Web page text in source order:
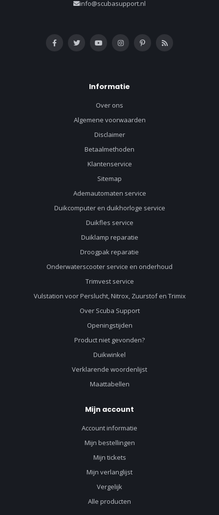
info@scubasupport.nl
Informatie
Over ons
Algemene voorwaarden
Disclaimer
Betaalmethoden
Klantenservice
Sitemap
Ademautomaten service
Duikcomputer en duikhorloge service
Duikfles service
Duiklamp reparatie
Droogpak reparatie
Onderwaterscooter service en onderhoud
Trimvest service
Vulstation voor Perslucht, Nitrox, Zuurstof en Trimix
Over Scuba Support
Openingstijden
Product niet gevonden?
Duikwinkel
Verklarende woordenlijst
Maattabellen
Mijn account
Account informatie
Mijn bestellingen
Mijn tickets
Mijn verlanglijst
Vergelijk
Alle producten